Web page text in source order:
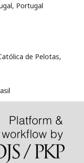
Portugal
de Pelotas,